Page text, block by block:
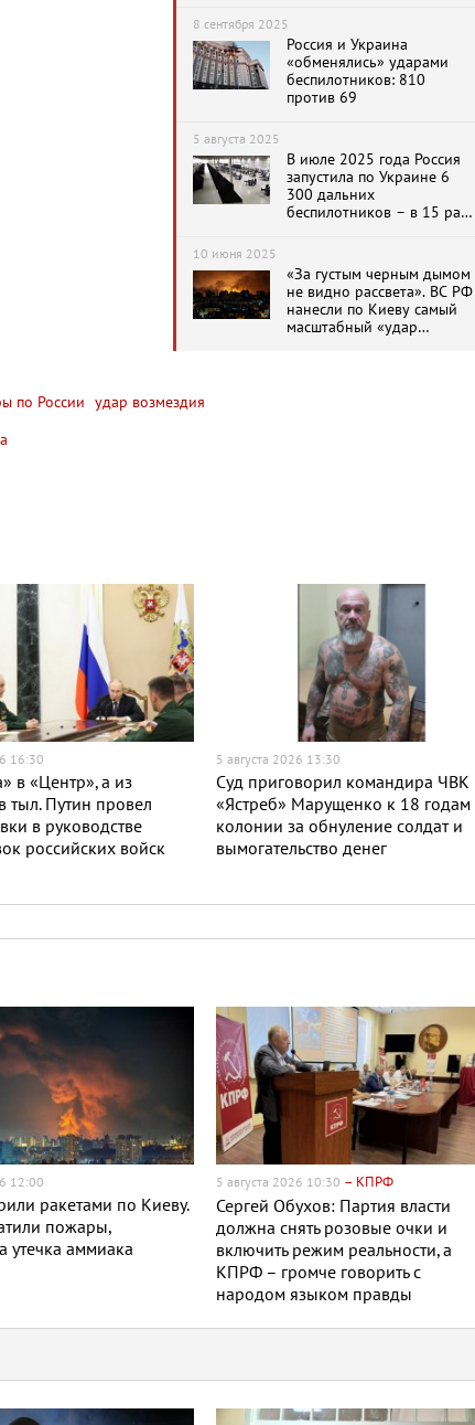
8 сентября 2025
Россия и Украина
«обменялись» ударами
беспилотников: 810
против 69
5 августа 2025
В июле 2025 года Россия
запустила по Украине 6
300 дальних
беспилотников – в 15 раз
10 июня 2025
«За густым черным дымом
не видно рассвета». ВС РФ
нанесли по Киеву самый
масштабный «удар
по России удар возмездия
16:30
в «Центр», а из
тыл. Путин провел
в руководстве
российских войск
5 августа 2026 13:30
Суд приговорил командира ЧВК
«Ястреб» Марущенко к 18 годам
колонии за обнуление солдат и
вымогательство денег
12:00
ракетами по Киеву.
пожары,
утечка аммиака
5 августа 2026 10:30 – КПРФ
Сергей Обухов: Партия власти
должна снять розовые очки и
включить режим реальности, а
КПРФ – громче говорить с
народом языком правды